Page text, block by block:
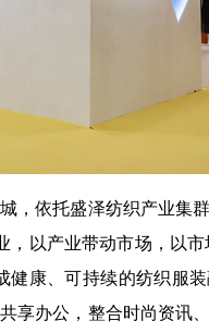
，依托盛泽纺织产业集
，以产业带动市场，以
康、可持续的纺织服
享办公，整合时尚资讯